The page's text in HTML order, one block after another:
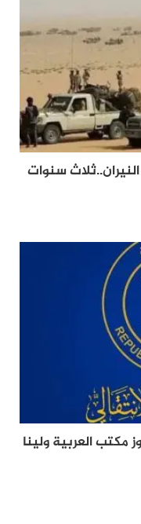
سنوات
العربية ولينا